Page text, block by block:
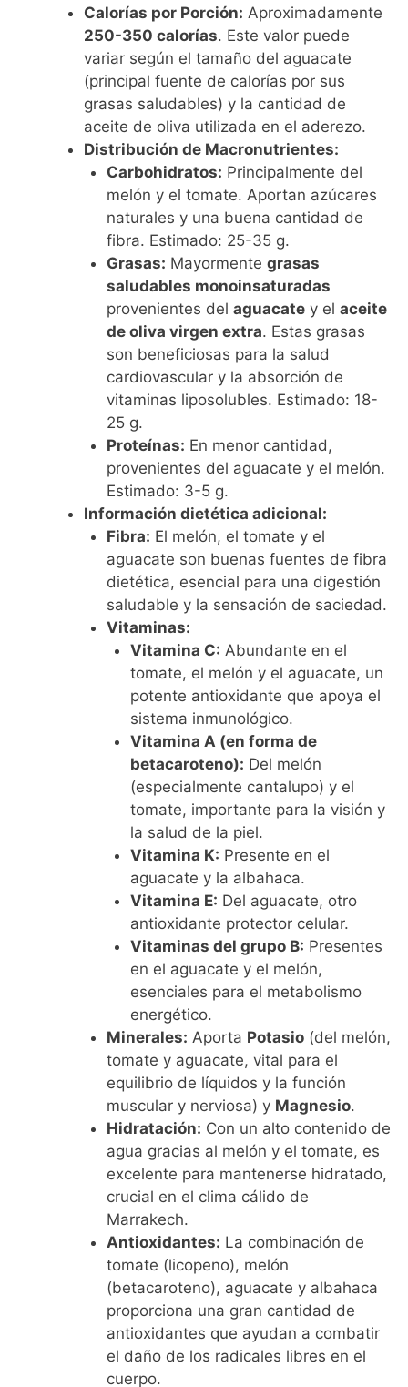
Calorías por Porción: Aproximadamente
250-350 calorías. Este valor puede
variar según el tamaño del aguacate
(principal fuente de calorías por sus
grasas saludables) y la cantidad de
aceite de oliva utilizada en el aderezo.
Distribución de Macronutrientes:
Carbohidratos: Principalmente del
melón y el tomate. Aportan azúcares
naturales y una buena cantidad de
fibra. Estimado: 25-35 g.
Grasas: Mayormentegrasas
saludables monoinsaturadas
provenientes delaguacate y elaceite
de oliva virgen extra. Estas grasas
son beneficiosas para la salud
cardiovascular y la absorción de
vitaminas liposolubles. Estimado: 18-
25 g.
Proteínas: En menor cantidad,
provenientes del aguacate y el melón.
Estimado: 3-5 g.
Información dietética adicional:
Fibra: El melón, el tomate y el
aguacate son buenas fuentes de fibra
dietética, esencial para una digestión
saludable y la sensación de saciedad.
Vitaminas:
Vitamina C: Abundante en el
tomate, el melón y el aguacate, un
potente antioxidante que apoya el
sistema inmunológico.
Vitamina A (en forma de
betacaroteno): Del melón
(especialmente cantalupo) y el
tomate, importante para la visión y
la salud de la piel.
Vitamina K: Presente en el
aguacate y la albahaca.
Vitamina E: Del aguacate, otro
antioxidante protector celular.
Vitaminas del grupo B: Presentes
en el aguacate y el melón,
esenciales para el metabolismo
energético.
Minerales: Aporta Potasio (del melón,
tomate y aguacate, vital para el
equilibrio de líquidos y la función
muscular y nerviosa) y Magnesio.
Hidratación: Con un alto contenido de
agua gracias al melón y el tomate, es
excelente para mantenerse hidratado,
crucial en el clima cálido de
Marrakech.
Antioxidantes: La combinación de
tomate (licopeno), melón
(betacaroteno), aguacate y albahaca
proporciona una gran cantidad de
antioxidantes que ayudan a combatir
el daño de los radicales libres en el
cuerpo.